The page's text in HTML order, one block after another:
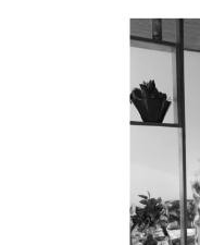
munkavégzés.
közösen álmodjuk